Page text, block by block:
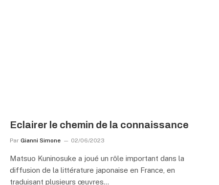
Eclairer le chemin de la connaissance
Par Gianni Simone 02/06/2023
Matsuo Kuninosuke a joué un rôle important dans la
diffusion de la littérature japonaise en France, en
traduisant plusieurs œuvres…